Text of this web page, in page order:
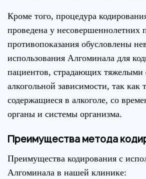
Кроме того, процедура
проведена у несовершеннолетних
противопоказания обусловлены
использования Алгоминала для
пациентов, страдающих
алкогольной зависимости, так как
содержащиеся в алкоголе, со
органы и системы организма.
Преимущества метода
Преимущества кодирования с
Алгоминала в нашей клинике: